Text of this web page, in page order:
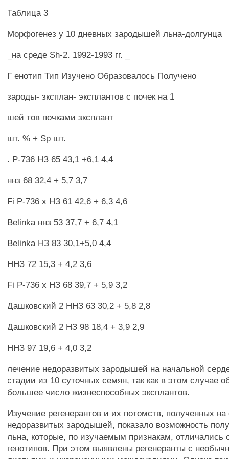
Таблица 3
Морфогенез у 10 дневных зародышей льна-долгунца
_на среде Sh-2. 1992-1993 гг. _
Г енотип Тип Изучено Образовалось Получено
зароды- зксплан- эксплантов с почек на 1
шей тов почками зксплант
шт. % + Sp шт.
. Р-736 НЗ 65 43,1 +6,1 4,4
ннз 68 32,4 + 5,7 3,7
Fi Р-736 х НЗ 61 42,6 + 6,3 4,6
Belinka ннз 53 37,7 + 6,7 4,1
Belinka НЗ 83 30,1+5,0 4,4
ННЗ 72 15,3 + 4,2 3,6
Fi Р-736 х НЗ 68 39,7 + 5,9 3,2
Дашковский 2 ННЗ 63 30,2 + 5,8 2,8
Дашковский 2 НЗ 98 18,4 + 3,9 2,9
ННЗ 97 19,6 + 4,0 3,2
лечение недоразвитых зародышей на начальной
стадии из 10 суточных семян, так как в этом случае
большее число жизнеспособных эксплантов.
Изучение регенерантов и их потомств, полученных
недоразвитых зародышей, показало возможность
льна, которые, по изучаемым признакам, отличались
генотипов. При этом выявлены регенеранты с